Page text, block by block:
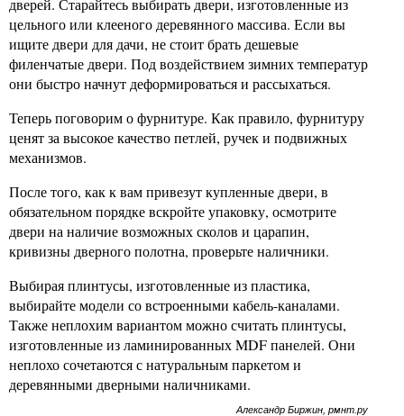
дверей. Старайтесь выбирать двери, изготовленные из
цельного или клееного деревянного массива. Если вы
ищите двери для дачи, не стоит брать дешевые
филенчатые двери. Под воздействием зимних температур
они быстро начнут деформироваться и рассыхаться.
Теперь поговорим о фурнитуре. Как правило, фурнитуру
ценят за высокое качество петлей, ручек и подвижных
механизмов.
После того, как к вам привезут купленные двери, в
обязательном порядке вскройте упаковку, осмотрите
двери на наличие возможных сколов и царапин,
кривизны дверного полотна, проверьте наличники.
Выбирая плинтусы, изготовленные из пластика,
выбирайте модели со встроенными кабель-каналами.
Также неплохим вариантом можно считать плинтусы,
изготовленные из ламинированных MDF панелей. Они
неплохо сочетаются с натуральным паркетом и
деревянными дверными наличниками.
Александр Биржин, рмнт.ру